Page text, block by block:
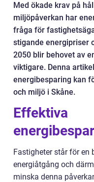
Med ökade krav på
miljöpåverkan har
fråga för
stigande energipriser
2050 blir behovet av
viktigare. Denna
energibesparing kan
och miljö i Skåne.
Effektiva
Fastigheter står för en
energiåtgång och
minska denna